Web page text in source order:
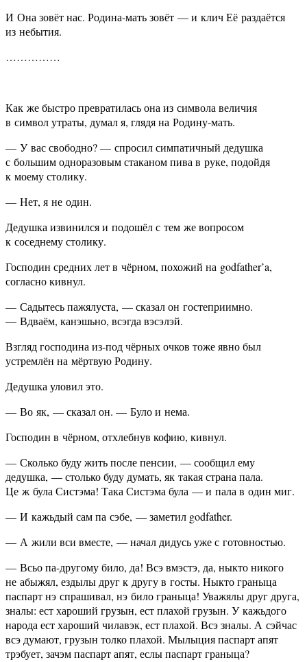
И Она зовёт нас. Родина-мать зовёт — и клич Её раздаётся
из небытия.
……………
Как же быстро превратилась она из символа величия
в символ утраты, думал я, глядя на Родину-мать.
— У вас свободно? — спросил симпатичный дедушка
с большим одноразовым стаканом пива в руке, подойдя
к моему столику.
— Нет, я не один.
Дедушка извинился и подошёл с тем же вопросом
к соседнему столику.
Господин средних лет в чёрном, похожий на godfather’a,
согласно кивнул.
— Садытесь пажялуста, — сказал он гостеприимно.
— Вдваём, канэшьно, всэгда вэсэлэй.
Взгляд господина из-под чёрных очков тоже явно был
устремлён на мёртвую Родину.
Дедушка уловил это.
— Во як, — сказал он. — Було и нема.
Господин в чёрном, отхлебнув кофию, кивнул.
— Сколько буду жить после пенсии, — сообщил ему
дедушка, — столько буду думать, як такая страна пала.
Це ж була Систэма! Така Систэма була — и пала в один миг.
— И кажьдый сам па сэбе, — заметил godfather.
— А жили вси вместе, — начал дидусь уже с готовностью.
— Всьо па-другому било, да! Всэ вмэстэ, да, ныкто никого
не абыжял, ездылы друг к другу в госты. Ныкто граныца
паспарт нэ спрашивал, нэ било граныца! Уважялы друг друга,
зналы: ест хароший грузын, ест плахой грузын. У кажьдого
народа ест хароший чилавэк, ест плахой. Всэ зналы. А сэйчас
всэ думают, грузын толко плахой. Мылыция паспарт апят
трэбует, зачэм паспарт апят, еслы паспарт граныца?